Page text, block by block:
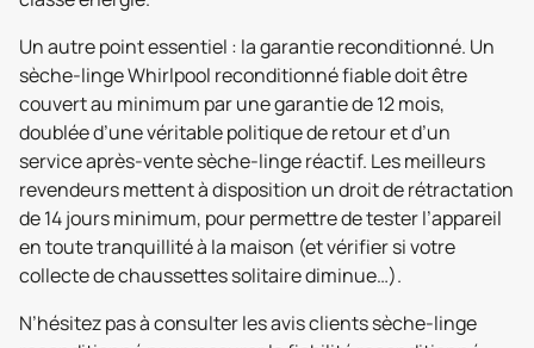
Un autre point essentiel : la garantie reconditionné. Un
sèche-linge Whirlpool reconditionné fiable doit être
couvert au minimum par une garantie de 12 mois,
doublée d’une véritable politique de retour et d’un
service après-vente sèche-linge réactif. Les meilleurs
revendeurs mettent à disposition un droit de rétractation
de 14 jours minimum, pour permettre de tester l’appareil
en toute tranquillité à la maison (et vérifier si votre
collecte de chaussettes solitaire diminue…).
N’hésitez pas à consulter les avis clients sèche-linge